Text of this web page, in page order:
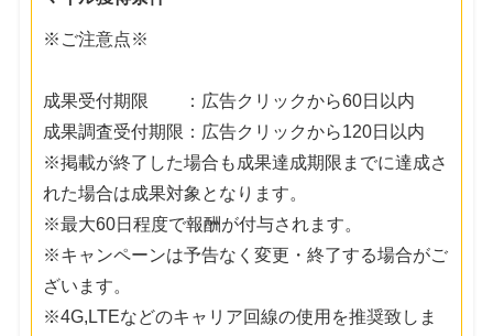
※ご注意点※
成果受付期限 ：広告クリックから60日以内
成果調査受付期限：広告クリックから120日以内
※掲載が終了した場合も成果達成期限までに達成さ
れた場合は成果対象となります。
※最大60日程度で報酬が付与されます。
※キャンペーンは予告なく変更・終了する場合がご
ざいます。
※4G,LTEなどのキャリア回線の使用を推奨致しま